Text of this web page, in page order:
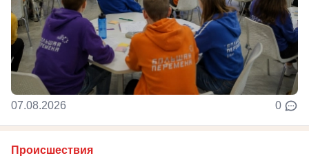
07.08.2026 0
Происшествия